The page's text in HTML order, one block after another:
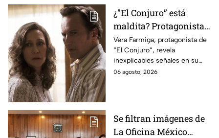
¿"El Conjuro” está
maldita? Protagonista
revela INQUIETANTES
señales en su cuerpo
durante la grabación de
la película
Vera Farmiga, protagonista de
“El Conjuro”, revela
inexplicables señales en su
cuerpo durante el rodaje de la
06 agosto, 2026
Se filtran imágenes de
La Oficina México